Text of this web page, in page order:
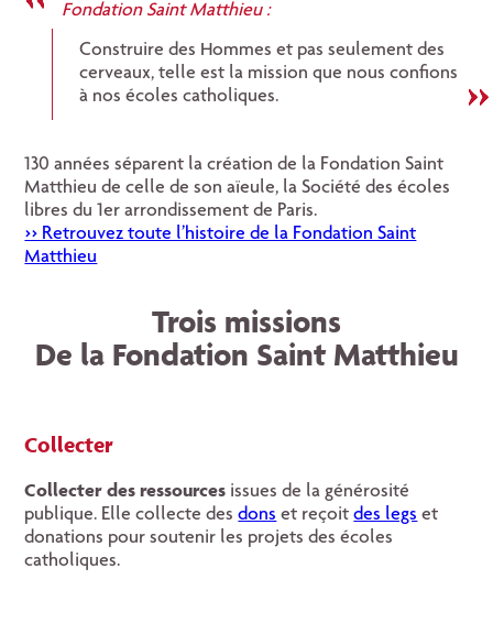
Construire des Hommes et pas seulement des
cerveaux, telle est la mission que nous confions
à nos écoles catholiques.
Fondation Saint Matthieu :
130 années séparent la création de la Fondation Saint
Matthieu de celle de son aïeule, la Société des écoles
libres du 1er arrondissement de Paris.
>> Retrouvez toute l’histoire de la Fondation Saint
Matthieu
Trois missions
De la Fondation Saint Matthieu
Collecter
Collecter des ressources issues de la générosité
publique. Elle collecte desdons et reçoitdes legs et
donations pour soutenir les projets des écoles
catholiques.